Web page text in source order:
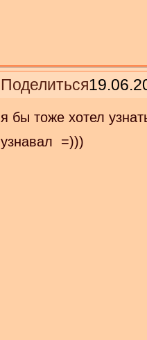
Поделиться
я бы тоже хотел
узнавал =)))